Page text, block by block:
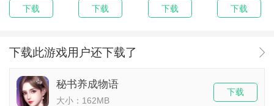
下载 下载 下载 下载
下载此游戏用户还下载了
秘书养成物语
大小：162MB
下载